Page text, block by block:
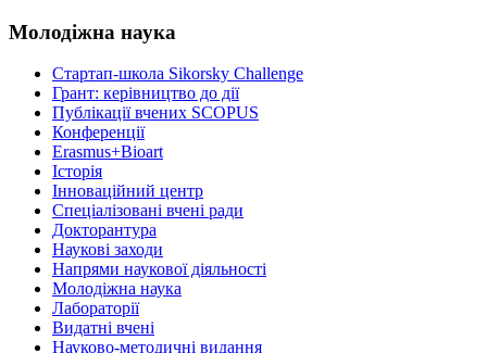
Молодіжна наука
Стартап-школа Sikorsky Challenge
Грант: керівництво до дії
Публікації вчених SCOPUS
Конференції
Erasmus+Bioart
Історія
Інноваційний центр
Спеціалізовані вчені ради
Докторантура
Наукові заходи
Напрями наукової діяльності
Молодіжна наука
Лабораторії
Видатні вчені
Науково-методичні видання